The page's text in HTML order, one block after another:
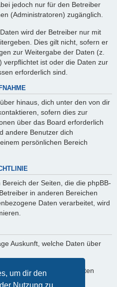
um dir den
Nutzung zu
jedoch nur für den Betreiber
(Administratoren) zugänglich.
wird der Betreiber nur mit
Dies gilt nicht, sofern er
zur Weitergabe der Daten (z.
verpflichtet ist oder die Daten zur
erforderlich sind.
hinaus, dich unter den von dir
sofern dies zur
über das Board erforderlich
andere Benutzer dich
persönlichen Bereich
der Seiten, die die phpBB-
in anderen Bereichen
Daten verarbeitet, wird
Auskunft, welche Daten über
bzw. Sperrung deiner Daten
den Betreiber.